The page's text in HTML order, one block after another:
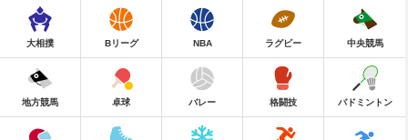
大相撲 Bリーグ NBA ラグビー 中央競馬
地方競馬 卓球 バレー 格闘技 バドミントン